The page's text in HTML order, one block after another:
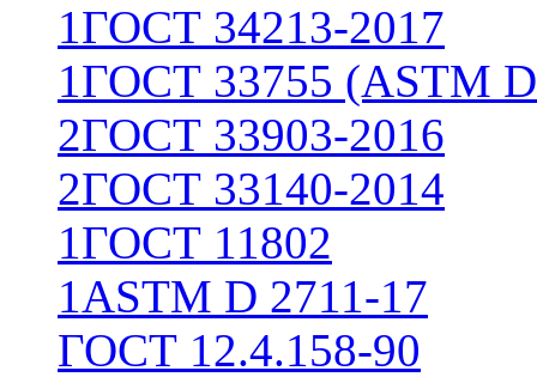
1ГОСТ 34213-2017
1ГОСТ 33755 (ASTM
2ГОСТ 33903-2016
2ГОСТ 33140-2014
1ГОСТ 11802
1ASTM D 2711-17
ГОСТ 12.4.158-90